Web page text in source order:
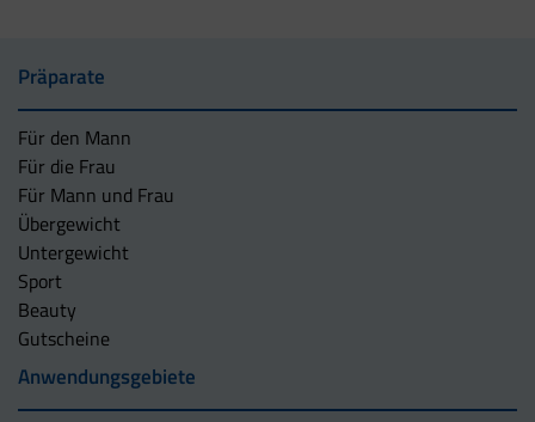
Präparate
Für den Mann
Für die Frau
Für Mann und Frau
Übergewicht
Untergewicht
Sport
Beauty
Gutscheine
Anwendungsgebiete